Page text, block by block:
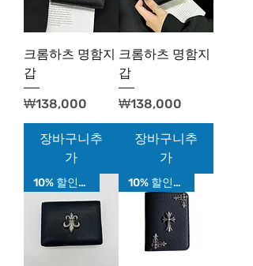
크롬하츠 명함지
갑
가격
₩138,000
장바구니추
가
크롬하츠 명함지
갑
가격
₩138,000
장바구니추
가
10% 할인가! 10% 할인가!